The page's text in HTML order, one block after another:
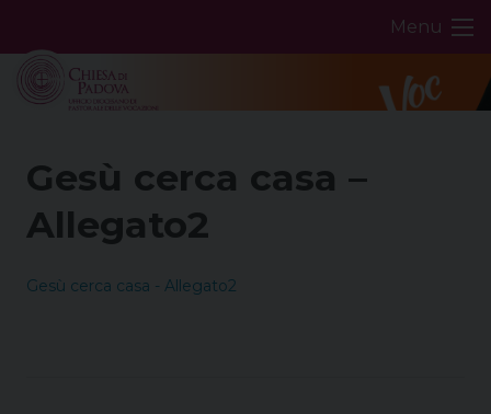
content
Menu
Gesù cerca casa –
Allegato2
Gesù cerca casa - Allegato2